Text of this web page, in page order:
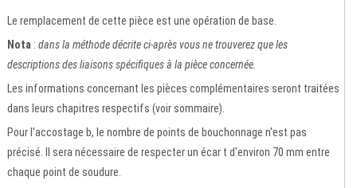
Le remplacement de cette pièce est une opération de base.
Nota :dans la méthode décrite ci-après vous ne trouverez que les
descriptions des liaisons spécifiques à la pièce concernée.
Les informations concernant les pièces complémentaires seront traitées
dans leurs chapitres respectifs (voir sommaire).
Pour l'accostage b, le nombre de points de bouchonnage n'est pas
précisé. Il sera nécessaire de respecter un écar t d'environ 70 mm entre
chaque point de soudure.